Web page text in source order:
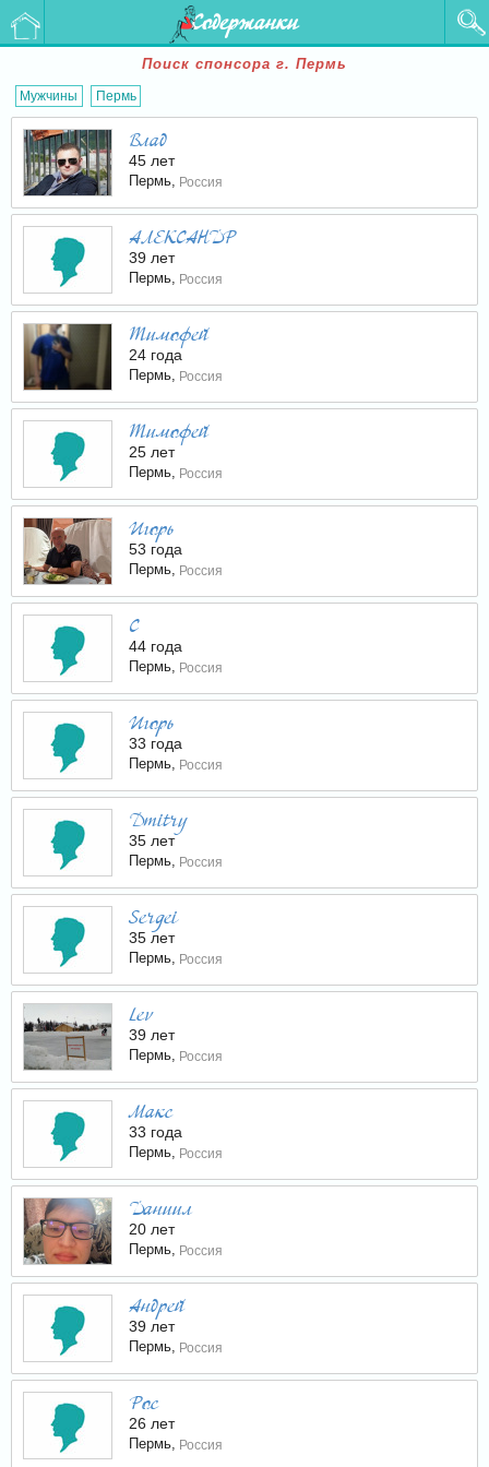
Содержанки
Поиск спонсора г. Пермь
Мужчины Пермь
Влад
45 лет
Пермь, Россия
АЛЕКСАНДР
39 лет
Пермь, Россия
Тимофей
24 года
Пермь, Россия
Тимофей
25 лет
Пермь, Россия
Игорь
53 года
Пермь, Россия
С
44 года
Пермь, Россия
Игорь
33 года
Пермь, Россия
Dmitry
35 лет
Пермь, Россия
Sergei
35 лет
Пермь, Россия
Lev
39 лет
Пермь, Россия
Макс
33 года
Пермь, Россия
Даниил
20 лет
Пермь, Россия
Андрей
39 лет
Пермь, Россия
Рос
26 лет
Пермь, Россия